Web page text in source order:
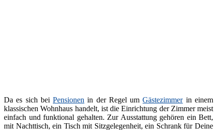
Da es sich beiPensionen in der Regel umGästezimmerin einem
klassischen Wohnhaus handelt, ist die Einrichtung der Zimmer meist
einfach und funktional gehalten. Zur Ausstattung gehören ein Bett,
mit Nachttisch, ein Tisch mit Sitzgelegenheit, ein Schrank für Deine